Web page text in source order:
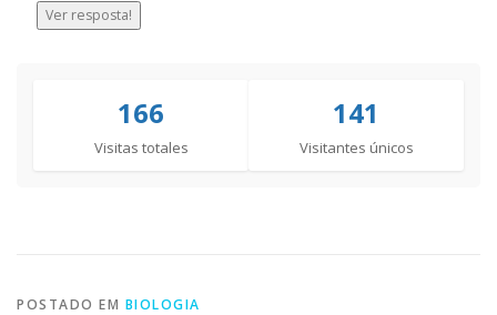
Ver resposta!
166
Visitas totales
141
Visitantes únicos
POSTADO EM BIOLOGIA